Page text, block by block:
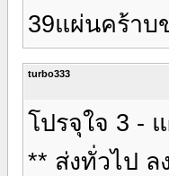
39แผ่นคร้า
turbo333
โปรจุใจ 3 -
** ส่งทั่วไป